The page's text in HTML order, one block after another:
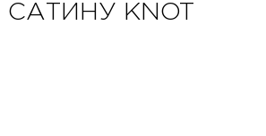
KNOT